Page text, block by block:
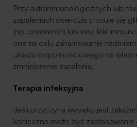
Przy autoimmunologicznych lub
zapaleniach osierdzia stosuje się
(np. prednizon) lub inne leki
one na celu zahamowanie
układu odpornościowego na
zmniejszenie zapalenia.
Terapia infekcyjna
Jeśli przyczyną wysięku jest
konieczne może być